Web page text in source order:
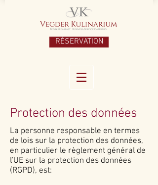
RÉSERVATION
La personne responsable en termes
de lois sur la protection des données,
en particulier le règlement général de
l'UE sur la protection des données
(RGPD), est:
Protection des données